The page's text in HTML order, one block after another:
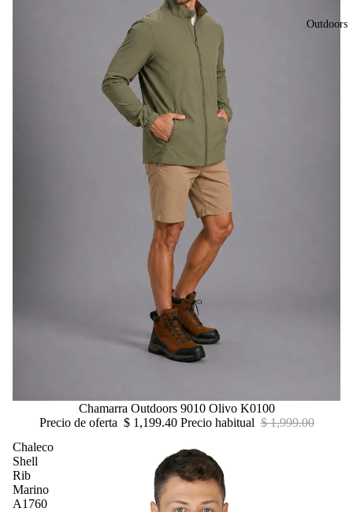
Outdoors
Chamarra Outdoors 9010 Olivo K0100
Precio de oferta $ 1,199.40 Precio habitual $ 1,999.00
Chaleco
Shell
Rib
Marino
A1760